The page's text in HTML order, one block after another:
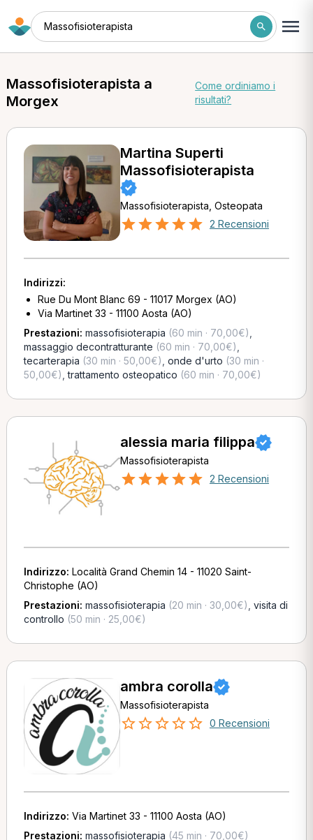
Massofisioterapista
Massofisioterapista a
Morgex
Come ordiniamo i
risultati?
Martina Superti
Massofisioterapista
Massofisioterapista, Osteopata
2 Recensioni
Indirizzi:
Rue Du Mont Blanc 69 - 11017 Morgex (AO)
Via Martinet 33 - 11100 Aosta (AO)
Prestazioni: massofisioterapia (60 min · 70,00€)
massaggio decontratturante (60 min · 70,00€)
tecarterapia (30 min · 50,00€) onde d'urto (30 min ·
50,00€) ,trattamento osteopatico (60 min · 70,00€)
alessia maria filippa
Massofisioterapista
2 Recensioni
Indirizzo: Località Grand Chemin 14 - 11020 Saint-
Christophe (AO)
Prestazioni: massofisioterapia (20 min · 30,00€) visita di
controllo (50 min · 25,00€)
ambra corolla
Massofisioterapista
0 Recensioni
Indirizzo: Via Martinet 33 - 11100 Aosta (AO)
Prestazioni: massofisioterapia (45 min · 70,00€)